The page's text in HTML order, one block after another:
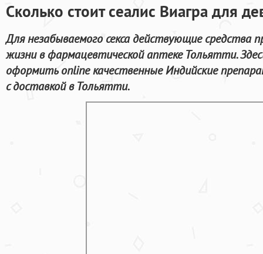
Сколько стоит сеалис Виагра для
Для незабываемого секса действующие средства
жизни в фармацевтической аптеке Тольятти.
оформить online качественные Индийские
с доставкой в Тольятти.